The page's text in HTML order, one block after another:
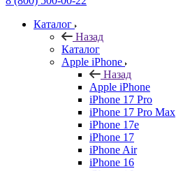
Каталог
Назад
Каталог
Apple iPhone
Назад
Apple iPhone
iPhone 17 Pro
iPhone 17 Pro Max
iPhone 17e
iPhone 17
iPhone Air
iPhone 16